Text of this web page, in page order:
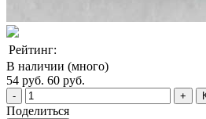
Рейтинг:
В наличии (много)
54 руб. 60 руб.
Поделиться